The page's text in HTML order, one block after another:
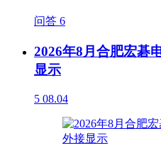
问答 6
2026年8月合肥宏碁
显示
5 08.04